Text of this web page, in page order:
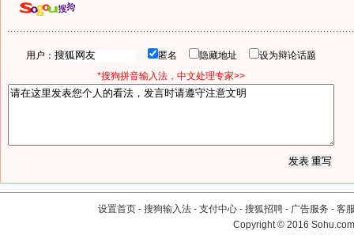
用户： 匿名 隐藏地址
设为辩论话题
*搜狗拼音输入法，中文处理专家>>
设置首页 - 搜狗输入法 - 支付中心 - 搜狐招聘 - 广告服务 - 客
Copyright©2016